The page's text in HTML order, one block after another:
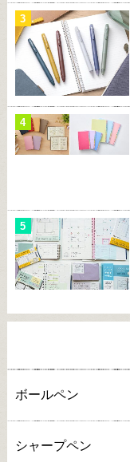
ボールペン
シャープペン